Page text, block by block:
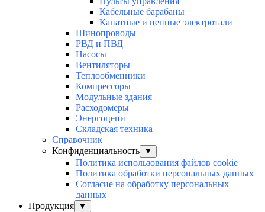
Кабельные барабаны
Канатные и цепные электротали
Шинопроводы
РВД и ПВД
Насосы
Вентиляторы
Теплообменники
Компрессоры
Модульные здания
Расходомеры
Энергоцепи
Складская техника
Справочник
Конфиденциальность
▼
Политика использования файлов cookie
Политика обработки персональных данных
Согласие на обработку персональных
данных
Продукция
▼